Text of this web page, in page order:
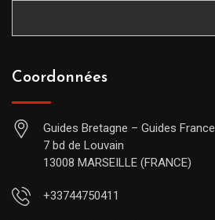
Coordonnées
Guides Bretagne – Guides France
7 bd de Louvain
13008 MARSEILLE (FRANCE)
+33744750411